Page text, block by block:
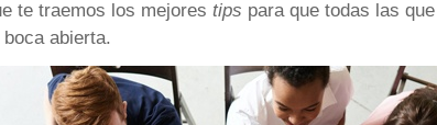
te traemos los mejorestips para que todas las
abierta.